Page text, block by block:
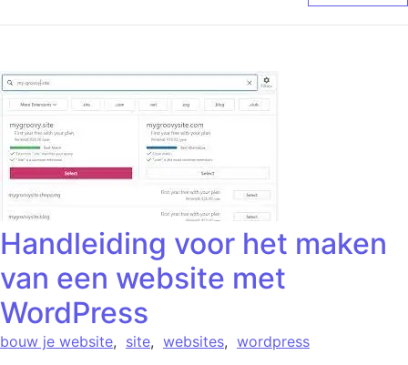
Handleiding voor het maken
van een website met
WordPress
bouw je website, site, websites, wordpress